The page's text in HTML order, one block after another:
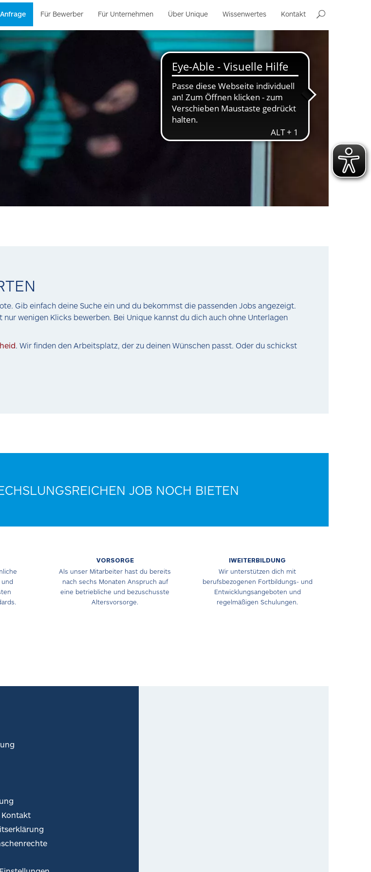
Für Bewerber Für Unternehmen Über Unique Wissenwertes Kontakt
Gib einfach deine Suche ein und du bekommst die passenden Jobs angezeigt.
wenigen Klicks bewerben. Bei Unique kannst du dich auch ohne Unterlagen
. Wir finden den Arbeitsplatz, der zu deinen Wünschen passt. Oder du schickst
JOB NOCH BIETEN
VORSORGE
Als unser Mitarbeiter hast du bereits
nach sechs Monaten Anspruch auf
eine betriebliche und bezuschusste
Altersvorsorge.
IWEITERBILDUNG
Wir unterstützen dich mit
berufsbezogenen Fortbildungs- und
Entwicklungsangeboten und
regelmäßigen Schulungen.
Kontakt